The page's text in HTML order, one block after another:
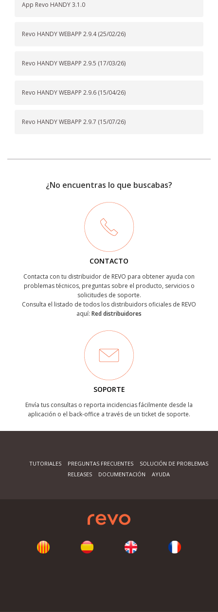
App Revo HANDY 3.1.0
Revo HANDY WEBAPP 2.9.4 (25/02/26)
Revo HANDY WEBAPP 2.9.5 (17/03/26)
Revo HANDY WEBAPP 2.9.6 (15/04/26)
Revo HANDY WEBAPP 2.9.7 (15/07/26)
¿No encuentras lo que buscabas?
CONTACTO
Contacta con tu distribuidor de REVO para obtener ayuda con
problemas técnicos, preguntas sobre el producto, servicios o
solicitudes de soporte.
Consulta el listado de todos los distribuidors oficiales de REVO
aquí: Red distribuidores
SOPORTE
Envía tus consultas o reporta incidencias fácilmente desde la
aplicación o el back-office a través de un ticket de soporte.
TUTORIALES PREGUNTAS FRECUENTES
SOLUCIÓN DE PROBLEMAS
RELEASES
DOCUMENTACIÓN AYUDA